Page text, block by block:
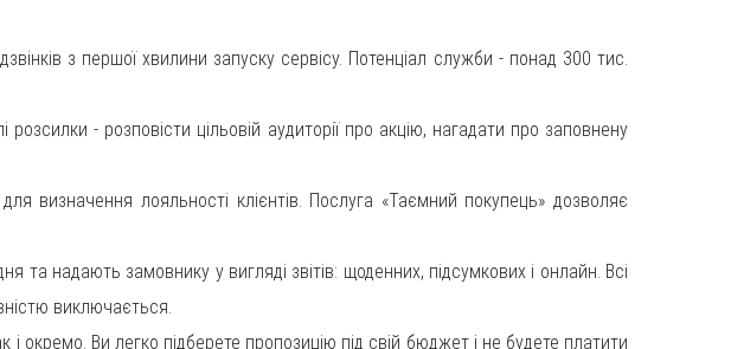
з першої хвилини запуску сервісу. Потенціал служби - понад 300 тис.
- розповісти цільовій аудиторії про акцію, нагадати про заповнену
визначення лояльності клієнтів. Послуга «Таємний покупець» дозволяє
надають замовнику у вигляді звітів: щоденних, підсумкових і онлайн. Всі
виключається.
окремо. Ви легко підберете пропозицію під свій бюджет і не будете платити